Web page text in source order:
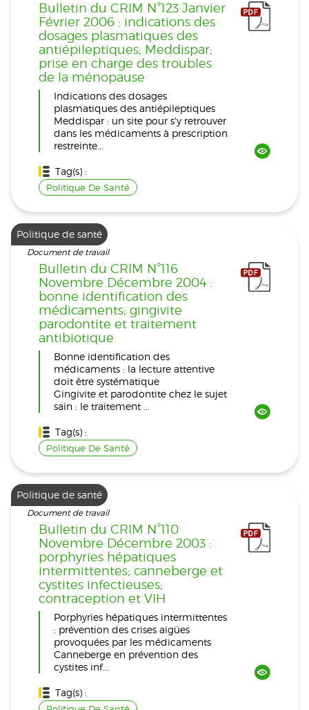
Bulletin du CRIM N°123 Janvier
Février 2006 : indications des
dosages plasmatiques des
antiépileptiques; Meddispar;
prise en charge des troubles
de la ménopause
Indications des dosages
plasmatiques des antiépileptiques
Meddispar : un site pour s'y retrouver
dans les médicaments à prescription
restreinte...
Tag(s) :
Politique De Santé
Politique de santé
Document de travail
Bulletin du CRIM N°116
Novembre Décembre 2004 :
bonne identification des
médicaments; gingivite
parodontite et traitement
antibiotique
Bonne identification des
médicaments : la lecture attentive
doit être systématique
Gingivite et parodontite chez le sujet
sain : le traitement ...
Tag(s) :
Politique De Santé
Politique de santé
Document de travail
Bulletin du CRIM N°110
Novembre Décembre 2003 :
porphyries hépatiques
intermittentes; canneberge et
cystites infectieuses;
contraception et VIH
Porphyries hépatiques intermittentes
: prévention des crises aigües
provoquées par les médicaments
Canneberge en prévention des
cystites inf...
Tag(s) :